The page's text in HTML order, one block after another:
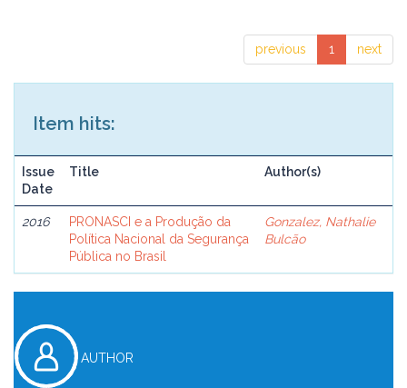
previous 1 next
Item hits:
Issue
Date
Title Author(s)
2016
PRONASCI e a Produção da
Política Nacional da Segurança
Pública no Brasil
Gonzalez, Nathalie
Bulcão
AUTHOR